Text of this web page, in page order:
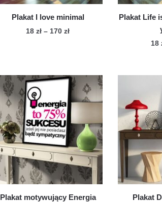
produktu
Plakat I love minimal
18zł – 170złZakres
do
170 zł
ma
wariantów.
Opcje
można
wybrać
na
stronie
produktu
Plakat Life
18
Plakat motywujący Energia
Plakat